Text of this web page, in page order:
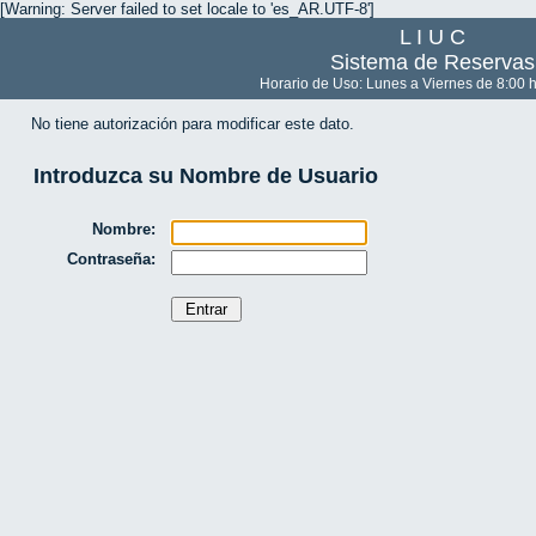
[Warning: Server failed to set locale to 'es_AR.UTF-8']
L I U C
Sistema de Reservas
Horario de Uso: Lunes a Viernes de 8:00
No tiene autorización para modificar este dato.
Introduzca su Nombre de Usuario
Nombre:
Contraseña: